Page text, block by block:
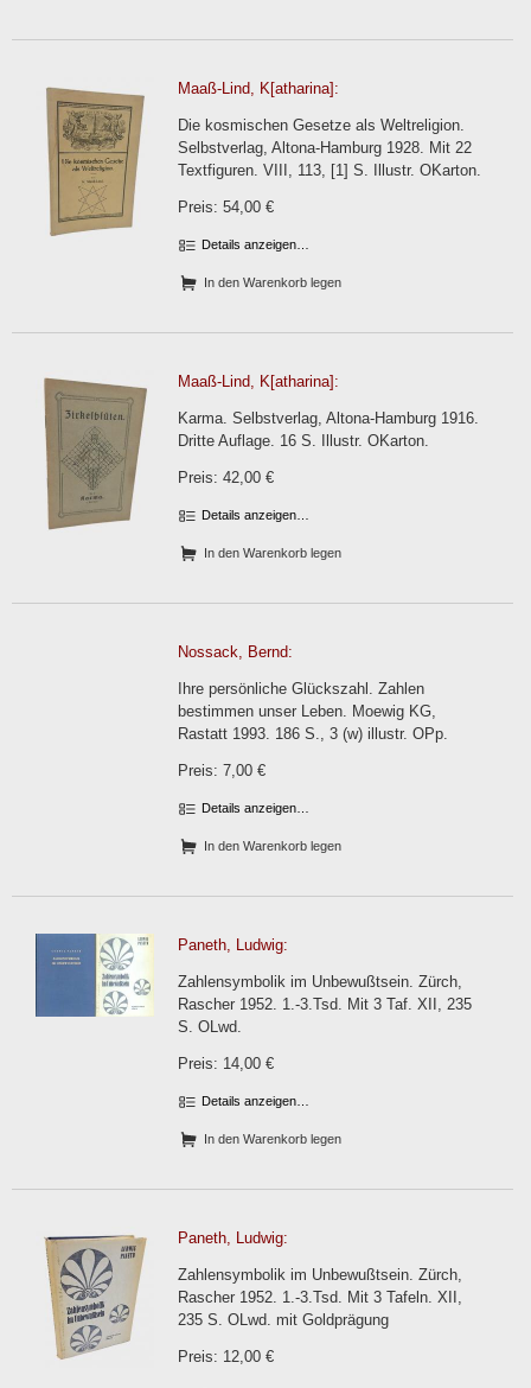
Maaß-Lind, K[atharina]:
Die kosmischen Gesetze als Weltreligion.
Selbstverlag, Altona-Hamburg 1928. Mit 22
Textfiguren. VIII, 113, [1] S. Illustr. OKarton.
Preis: 54,00 €
Details anzeigen…
In den Warenkorb legen
Maaß-Lind, K[atharina]:
Karma. Selbstverlag, Altona-Hamburg 1916.
Dritte Auflage. 16 S. Illustr. OKarton.
Preis: 42,00 €
Details anzeigen…
In den Warenkorb legen
Nossack, Bernd:
Ihre persönliche Glückszahl. Zahlen
bestimmen unser Leben. Moewig KG,
Rastatt 1993. 186 S., 3 (w) illustr. OPp.
Preis: 7,00 €
Details anzeigen…
In den Warenkorb legen
Paneth, Ludwig:
Zahlensymbolik im Unbewußtsein. Zürch,
Rascher 1952. 1.-3.Tsd. Mit 3 Taf. XII, 235
S. OLwd.
Preis: 14,00 €
Details anzeigen…
In den Warenkorb legen
Paneth, Ludwig:
Zahlensymbolik im Unbewußtsein. Zürch,
Rascher 1952. 1.-3.Tsd. Mit 3 Tafeln. XII,
235 S. OLwd. mit Goldprägung
Preis: 12,00 €